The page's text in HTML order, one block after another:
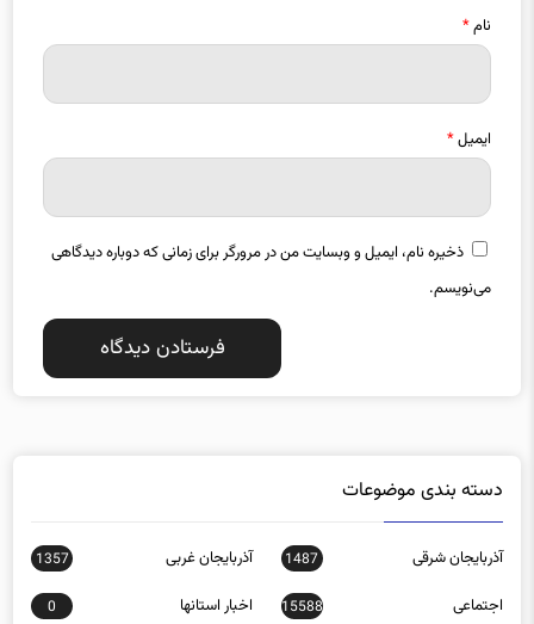
نام
ایمیل
ذخیره نام، ایمیل و وبسایت من در مرورگر برای زمانی که دوباره دیدگاهی
دسته بندی موضوعات
آذربایجان شرقی 1487 آذربایجان غربی 1357